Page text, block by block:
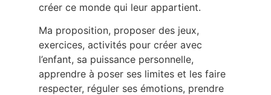
créer ce monde qui leur appartient.
Ma proposition, proposer des jeux,
exercices, activités pour créer avec
l’enfant, sa puissance personnelle,
apprendre à poser ses limites et les faire
respecter, réguler ses émotions, prendre